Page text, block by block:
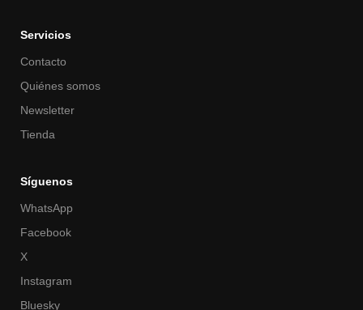
Servicios
Contacto
Quiénes somos
Newsletter
Tienda
Síguenos
WhatsApp
Facebook
X
Instagram
Bluesky